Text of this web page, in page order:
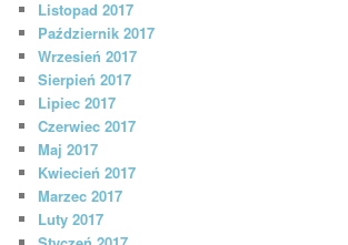
Listopad 2017
Październik 2017
Wrzesień 2017
Sierpień 2017
Lipiec 2017
Czerwiec 2017
Maj 2017
Kwiecień 2017
Marzec 2017
Luty 2017